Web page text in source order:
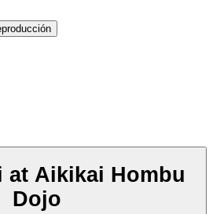
at Aikikai Hombu
Dojo